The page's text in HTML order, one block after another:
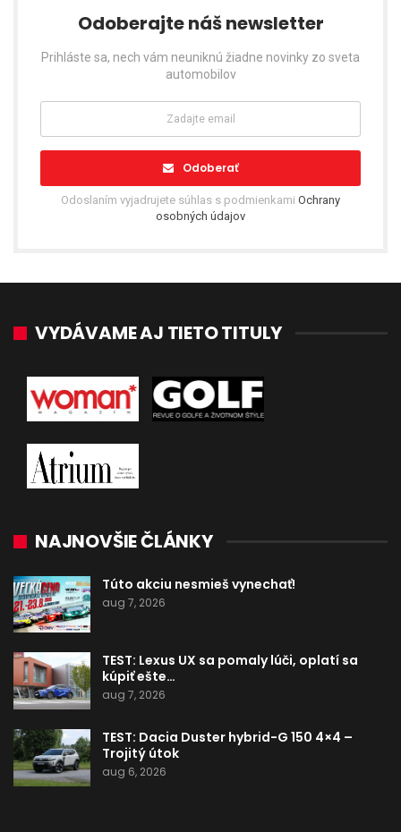
Odoberajte náš newsletter
Prihláste sa, nech vám neuniknú žiadne novinky zo sveta
automobilov
Odoberať
Odoslaním vyjadrujete súhlas s podmienkami Ochrany
osobných údajov
VYDÁVAME AJ TIETO TITULY
NAJNOVŠIE ČLÁNKY
Túto akciu nesmieš vynechať!
aug 7, 2026
TEST: Lexus UX sa pomaly lúči, oplatí sa
kúpiť ešte…
aug 7, 2026
TEST: Dacia Duster hybrid-G 150 4×4 –
Trojitý útok
aug 6, 2026